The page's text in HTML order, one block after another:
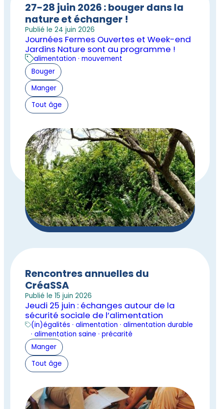
27-28 juin 2026 : bouger dans la
nature et échanger !
Publié le 24 juin 2026
Journées Fermes Ouvertes et Week-end
Jardins Nature sont au programme !
alimentation · mouvement
Bouger
Manger
Tout âge
Rencontres annuelles du
CréaSSA
Publié le 15 juin 2026
Jeudi 25 juin : échanges autour de la
sécurité sociale de l’alimentation
(in)égalités · alimentation · alimentation durable
· alimentation saine · précarité
Manger
Tout âge